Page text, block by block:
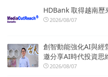
HDBank 取得越南歷
2026/08/07
創智動能強化AI與經
邀分享AI時代投資思
2026/08/07